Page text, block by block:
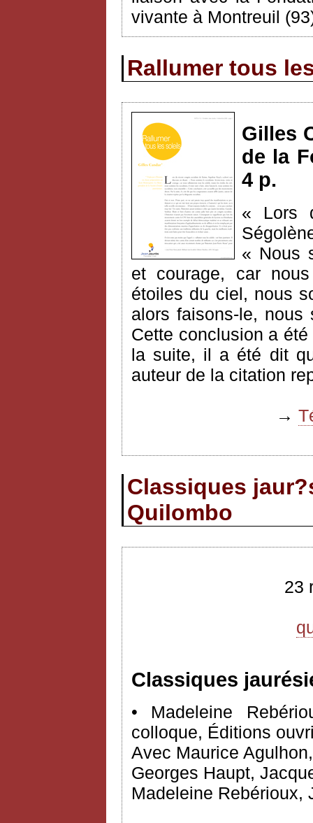
vivante à Montreuil
Rallumer tous
Gilles
de la
4 p.
« Lors
« Nous
et courage, car
étoiles du ciel, nous
alors faisons-le,
Cette conclusion a
la suite, il a été dit
auteur de la citation
→
Classiques
Quilombo
23
Classiques
• Madeleine
colloque, Éditions
Avec Maurice
Georges Haupt,
Madeleine Rebérioux,